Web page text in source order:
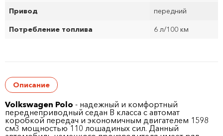
Привод передний
Потребление топлива 6 л/100 км
Описание
Volkswagen Polo - надежный и комфортный
переднеприводный седан B класса с автомат
коробкой передач и экономичным двигателем 1598
см3 мощностью 110 лошадиных сил. Данный